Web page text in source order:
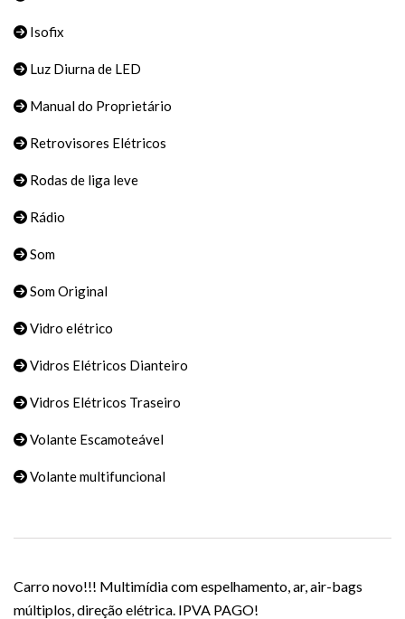
Isofix
Luz Diurna de LED
Manual do Proprietário
Retrovisores Elétricos
Rodas de liga leve
Rádio
Som
Som Original
Vidro elétrico
Vidros Elétricos Dianteiro
Vidros Elétricos Traseiro
Volante Escamoteável
Volante multifuncional
Carro novo!!! Multimídia com espelhamento, ar, air-bags
múltiplos, direção elétrica. IPVA PAGO!